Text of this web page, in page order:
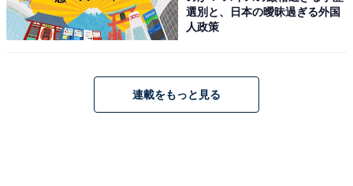
選別と、日本の曖昧過ぎる外国
人政策
連載をもっと見る